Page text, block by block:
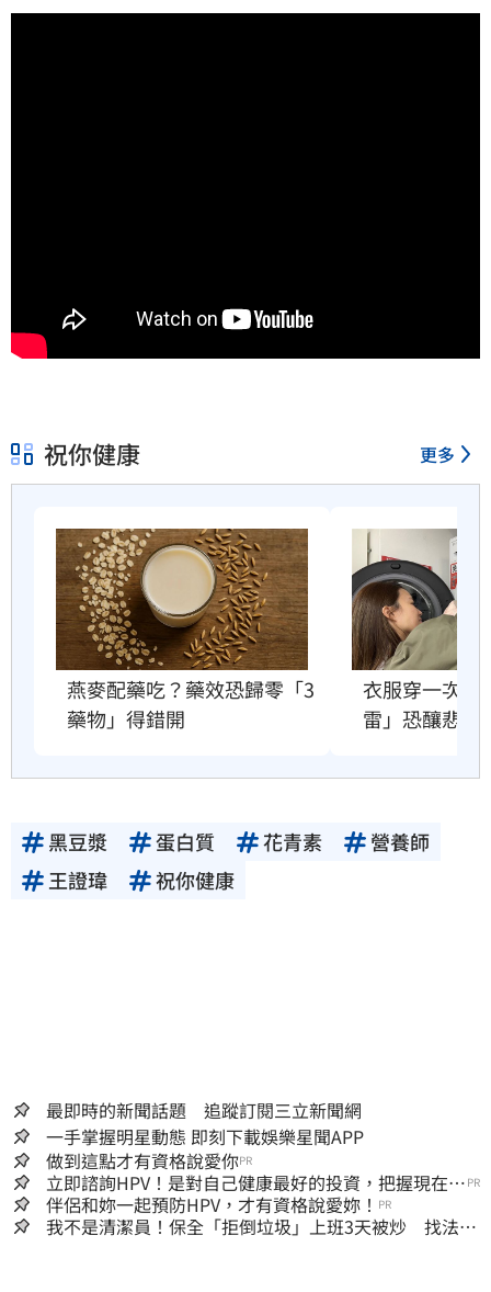
祝你健康 更多
燕麥配藥吃？藥效恐歸零「3
藥物」得錯開
衣服穿一次就
雷」恐釀悲劇
黑豆漿 蛋白質 花青素
營養師
王證瑋
祝你健康
最即時的新聞話題 追蹤訂閱三立新聞網
一手掌握明星動態 即刻下載娛樂星聞APP
做到這點才有資格說愛你PR
立即諮詢HPV！是對自己健康最好的投資，把握現在不
嫌晚！
PR
伴侶和妳一起預防HPV，才有資格說愛妳！ PR
我不是清潔員！保全「拒倒垃圾」上班3天被炒 找法院